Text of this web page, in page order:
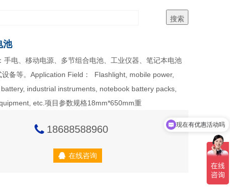
池
手电、移动电源、多节组合电池、工业仪器、笔记本电池
设备等。Application Field： Flashlight, mobile power,
industrial instruments, notebook battery packs,
etc.项目参数规格18mm*650mm重
18688588960
在线咨询
现在有优惠活动吗